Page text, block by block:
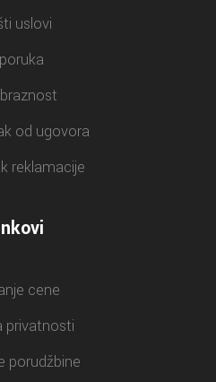
uslovi
od ugovora
reklamacije
cene
privatnosti
porudžbine